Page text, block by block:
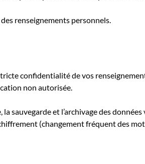
renseignements personnels.
confidentialité de vos
non autorisée.
sauvegarde et l’archivage des données
(changement fréquent des